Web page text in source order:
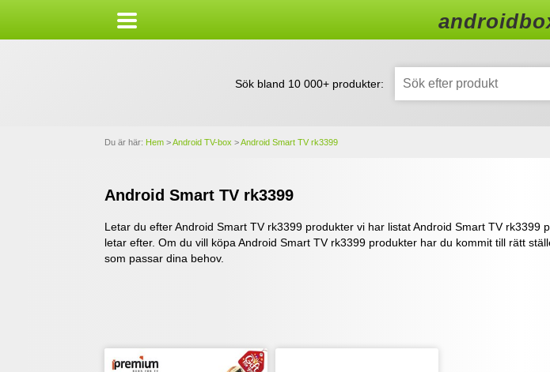
Sök bland 10 000+ produkter:
Du är här: Hem >Android TV-box >Android Smart TV rk3399
Android Smart TV rk3399
Letar du efter Android Smart TV rk3399 produkter vi har listat Android Smart TV
letar efter. Om du vill köpa Android Smart TV rk3399 produkter har du kommit till rätt
som passar dina behov.